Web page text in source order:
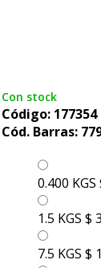
Con stock
Código: 177354
Cód. Barras:
0.400 KGS
1.5 KGS $
7.5 KGS $